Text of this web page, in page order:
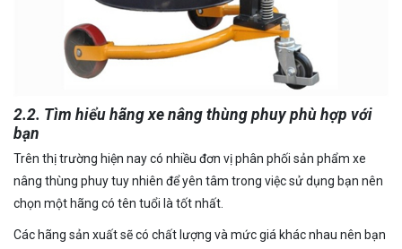
2.2. Tìm hiểu hãng xe nâng thùng phuy phù hợp với
bạn
Trên thị trường hiện nay có nhiều đơn vị phân phối sản phẩm xe
nâng thùng phuy tuy nhiên để yên tâm trong việc sử dụng bạn nên
chọn một hãng có tên tuổi là tốt nhất.
Các hãng sản xuất sẽ có chất lượng và mức giá khác nhau nên bạn